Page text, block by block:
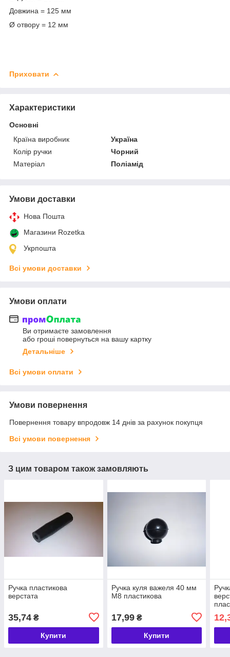
Довжина = 125 мм
Ø отвору = 12 мм
Приховати
Характеристики
Основні
Країна виробник
Україна
Колір ручки
Чорний
Матеріал
Поліамід
Умови доставки
Нова Пошта
Магазини Rozetka
Укрпошта
Всі умови доставки
Умови оплати
Ви отримаєте замовлення
або гроші повернуться на вашу картку
Детальніше
Всі умови оплати
Умови повернення
Повернення товару впродовж 14 днів за рахунок покупця
Всі умови повернення
З цим товаром також замовляють
Ручка пластикова
верстата
35,74 ₴
Купити
Ручка куля важеля 40 мм
М8 пластикова
17,99₴
Купити